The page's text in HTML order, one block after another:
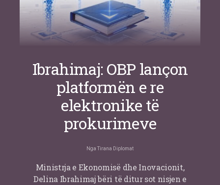
Ibrahimaj: OBP lançon
platformën e re
elektronike të
prokurimeve
Nga Tirana Diplomat
Ministrja e Ekonomisë dhe Inovacionit,
Delina Ibrahimaj bëri të ditur sot nisjen e